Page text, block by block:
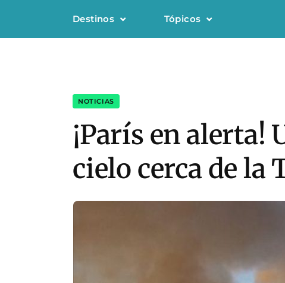
Destinos Tópicos
NOTICIAS
¡París en alerta!
cielo cerca de la